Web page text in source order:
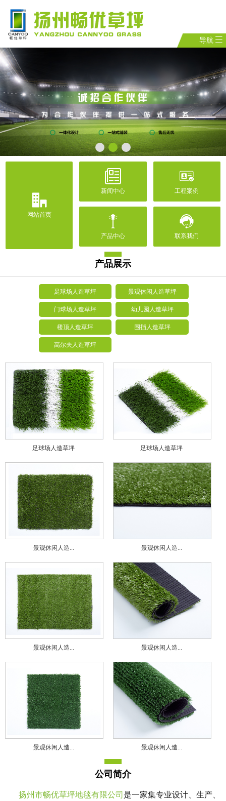
导航
网站首页
新闻中心 工程案例
产品中心 联系我们
产品展示
足球场人造草坪 景观休闲人造草坪
门球场人造草坪 幼儿园人造草坪
楼顶人造草坪 围挡人造草坪
高尔夫人造草坪
足球场人造草坪 足球场人造草坪
景观休闲人造... 景观休闲人造...
景观休闲人造... 景观休闲人造...
景观休闲人造... 景观休闲人造...
公司简介
扬州市畅优草坪地毯有限公司 是一家集专业设计、生产、